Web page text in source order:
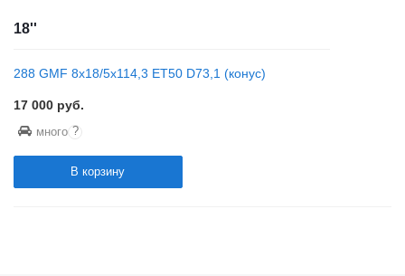
18''
288 GMF 8x18/5x114,3 ET50 D73,1 (конус)
17 000 руб.
много ?
В корзину